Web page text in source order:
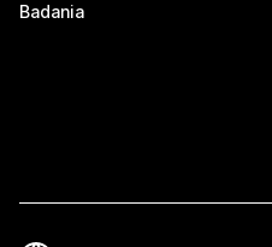
Badania